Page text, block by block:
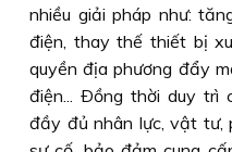
nhiều giải pháp như:
điện, thay thế thiết bị
quyền địa phương đẩy
điện... Ðồng thời duy trì
đầy đủ nhân lực, vật tư,